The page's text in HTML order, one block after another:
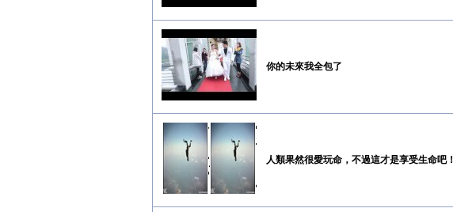
你的未來我全包了
人類果然很愛玩命，不過這才是享受生命吧！